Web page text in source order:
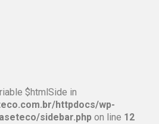
$htmlSide in
httpdocs/wp-
sidebar.php on line 12